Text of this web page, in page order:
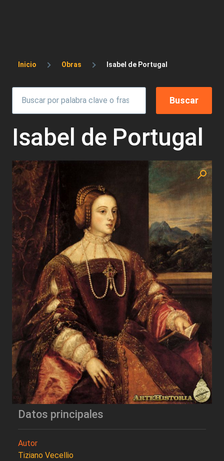
Sobrescribir enlaces de ayuda a la
Inicio Obras Isabel de Portugal
Isabel de Portugal
Datos principales
Autor
Tiziano Vecellio